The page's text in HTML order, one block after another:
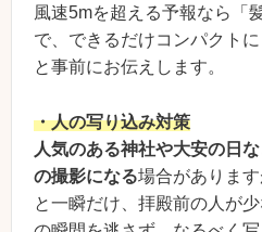
風速5mを超える予報なら「
で、できるだけコンパクト
と事前にお伝えします。
・人の写り込み対策
人気のある神社や大安の日
の撮影になる場合がありま
と一瞬だけ、拝殿前の人が